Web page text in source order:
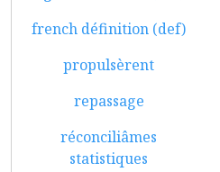
french définition (def)
propulsèrent
repassage
réconciliâmes
statistiques